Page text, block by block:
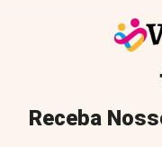
Receba